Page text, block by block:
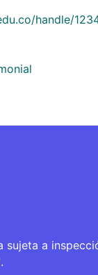
handle/
a